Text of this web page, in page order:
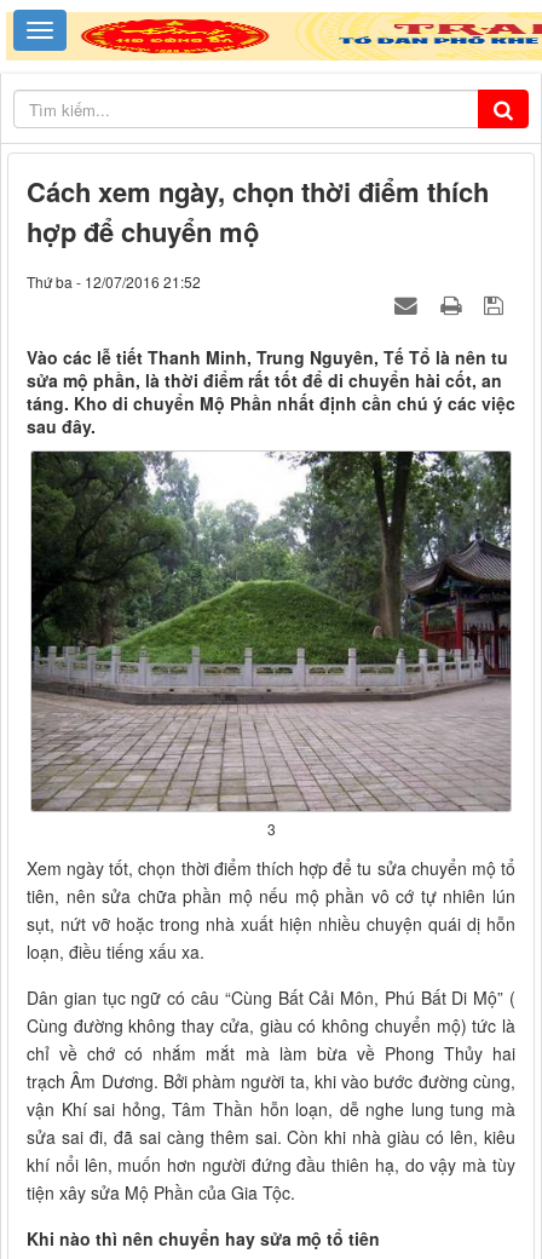
Cách xem ngày, chọn thời điểm thích
hợp để chuyển mộ
Thứ ba - 12/07/2016 21:52
Vào các lễ tiết Thanh Minh, Trung Nguyên, Tế Tổ là nên tu
sửa mộ phần, là thời điểm rất tốt để di chuyển hài cốt, an
táng. Kho di chuyển Mộ Phần nhất định cần chú ý các việc
sau đây.
3
Xem ngày tốt, chọn thời điểm thích hợp để tu sửa chuyển mộ tổ
tiên, nên sửa chữa phần mộ nếu mộ phần vô cớ tự nhiên lún
sụt, nứt vỡ hoặc trong nhà xuất hiện nhiều chuyện quái dị hỗn
loạn, điều tiếng xấu xa.
Dân gian tục ngữ có câu “Cùng Bất Cải Môn, Phú Bất Di Mộ” (
Cùng đường không thay cửa, giàu có không chuyển mộ) tức là
chỉ về chớ có nhắm mắt mà làm bừa về Phong Thủy hai
trạch Âm Dương. Bởi phàm người ta, khi vào bước đường cùng,
vận Khí sai hỏng, Tâm Thần hỗn loạn, dễ nghe lung tung mà
sửa sai đi, đã sai càng thêm sai. Còn khi nhà giàu có lên, kiêu
khí nổi lên, muốn hơn người đứng đầu thiên hạ, do vậy mà tùy
tiện xây sửa Mộ Phần của Gia Tộc.
Khi nào thì nên chuyển hay sửa mộ tổ tiên